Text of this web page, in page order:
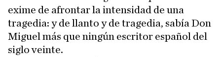
exime de afrontar la intensidad de una
tragedia: y de llanto y de tragedia, sabía Don
Miguel más que ningún escritor español del
siglo veinte.